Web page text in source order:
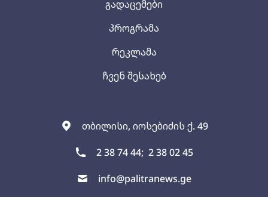
თბილისი, იოსებიძის ქ. 49
2 38 74 44; 2 38 02 45
info@palitranews.ge
გადაცემები
პროგრამა
რეკლამა
ჩვენ შესახებ